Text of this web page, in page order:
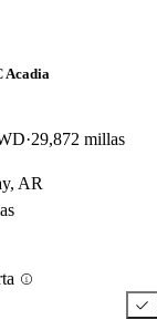
Acadia
29,872 millas
AR